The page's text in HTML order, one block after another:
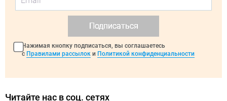
Подписаться
Нажимая кнопку подписаться, вы соглашаетесь
с Правилами рассылок и Политикой конфиденциальности
Читайте нас в соц. сетях